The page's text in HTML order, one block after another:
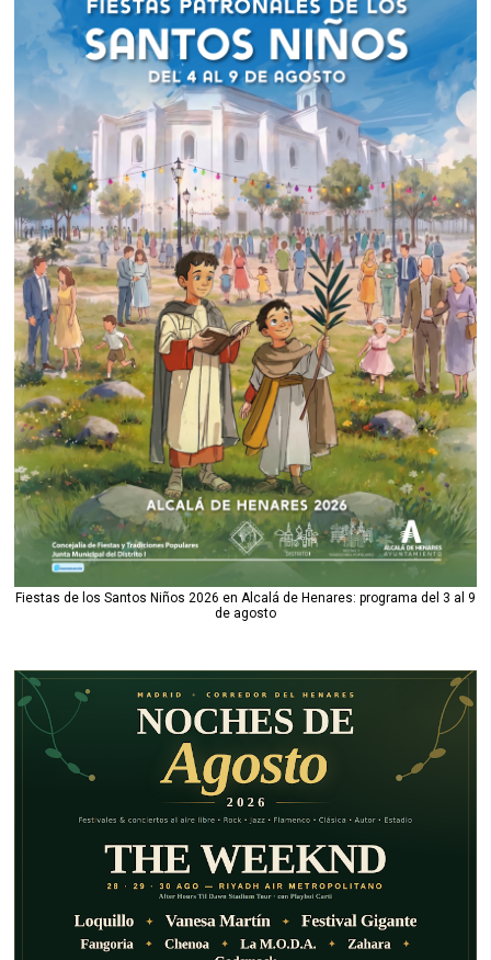
Fiestas de los Santos Niños 2026 en Alcalá de Henares: programa del 3 al 9
de agosto